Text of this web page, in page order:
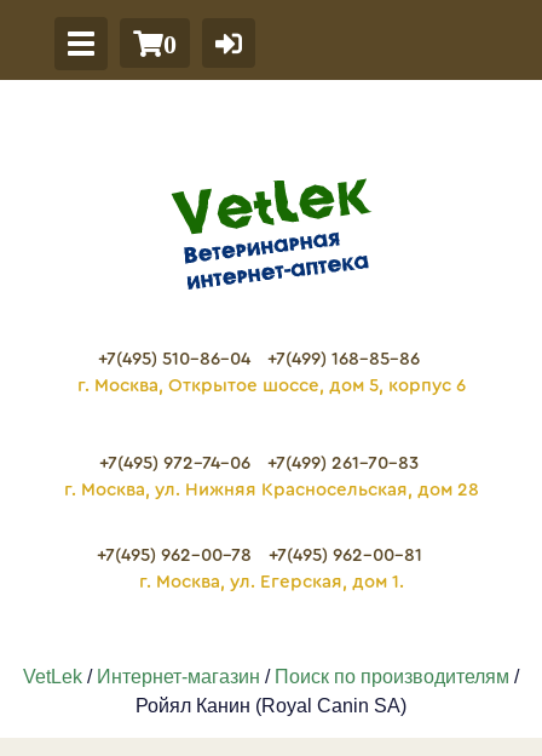
0
+7(495) 510-86-04
+7(499) 168-85-86
г. Москва, Открытое шоссе, дом 5, корпус 6
+7(495) 972-74-06
+7(499) 261-70-83
г. Москва, ул. Нижняя Красносельская, дом 28
+7(495) 962-00-78
+7(495) 962-00-81
г. Москва, ул. Егерская, дом 1.
VetLek / Интернет-магазин / Поиск по производителям /
Ройял Канин (Royal Canin SA)